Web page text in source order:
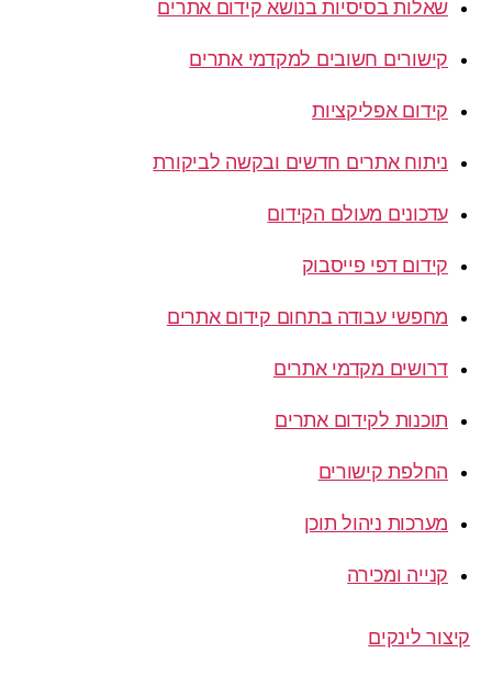
שאלות בסיסיות בנושא קידום אתרים
קישורים חשובים למקדמי אתרים
קידום אפליקציות
ניתוח אתרים חדשים ובקשה לביקורת
עדכונים מעולם הקידום
קידום דפי פייסבוק
מחפשי עבודה בתחום קידום אתרים
דרושים מקדמי אתרים
תוכנות לקידום אתרים
החלפת קישורים
מערכות ניהול תוכן
קנייה ומכירה
קיצור לינקים